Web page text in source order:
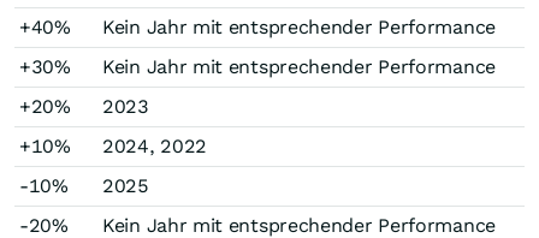
+40%
Kein Jahr mit entsprechender Performance
+30%
Kein Jahr mit entsprechender Performance
+20%
2023
+10%
2024, 2022
-10%
2025
-20%
Kein Jahr mit entsprechender Performance